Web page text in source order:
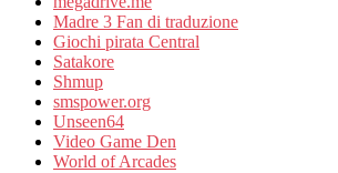
Madre 3 Fan di traduzione
Giochi pirata Central
Satakore
Shmup
smspower.org
Unseen64
Video Game Den
World of Arcades